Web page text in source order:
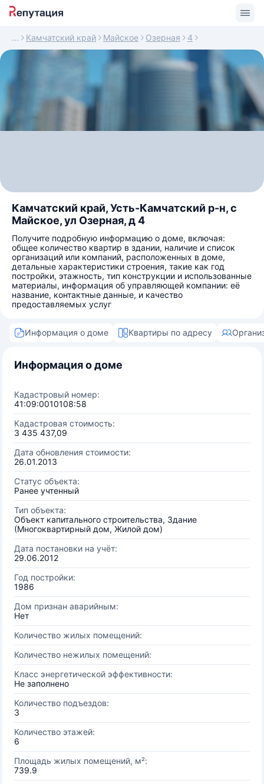
Камчатский край Майское Озерная 4
Камчатский край, Усть-Камчатский р-н, с
Майское, ул Озерная, д 4
Получите подробную информацию о доме, включая:
общее количество квартир в здании, наличие и список
организаций или компаний, расположенных в доме,
детальные характеристики строения, такие как год
постройки, этажность, тип конструкции и использованные
материалы, информация об управляющей компании: её
название, контактные данные, и качество
предоставляемых услуг
Информация о доме Квартиры по адресу
Информация о доме
Кадастровый номер:
41:09:0010108:58
Кадастровая стоимость:
3 435 437,09
Дата обновления стоимости:
26.01.2013
Статус объекта:
Ранее учтенный
Тип объекта:
Объект капитального строительства, Здание
(Многоквартирный дом, Жилой дом)
Дата постановки на учёт:
29.06.2012
Год постройки:
1986
Дом признан аварийным:
Нет
Количество жилых помещений:
Количество нежилых помещений:
Класс энергетической эффективности:
Не заполнено
Количество подъездов:
3
Количество этажей:
6
Площадь жилых помещений, м²:
739.9